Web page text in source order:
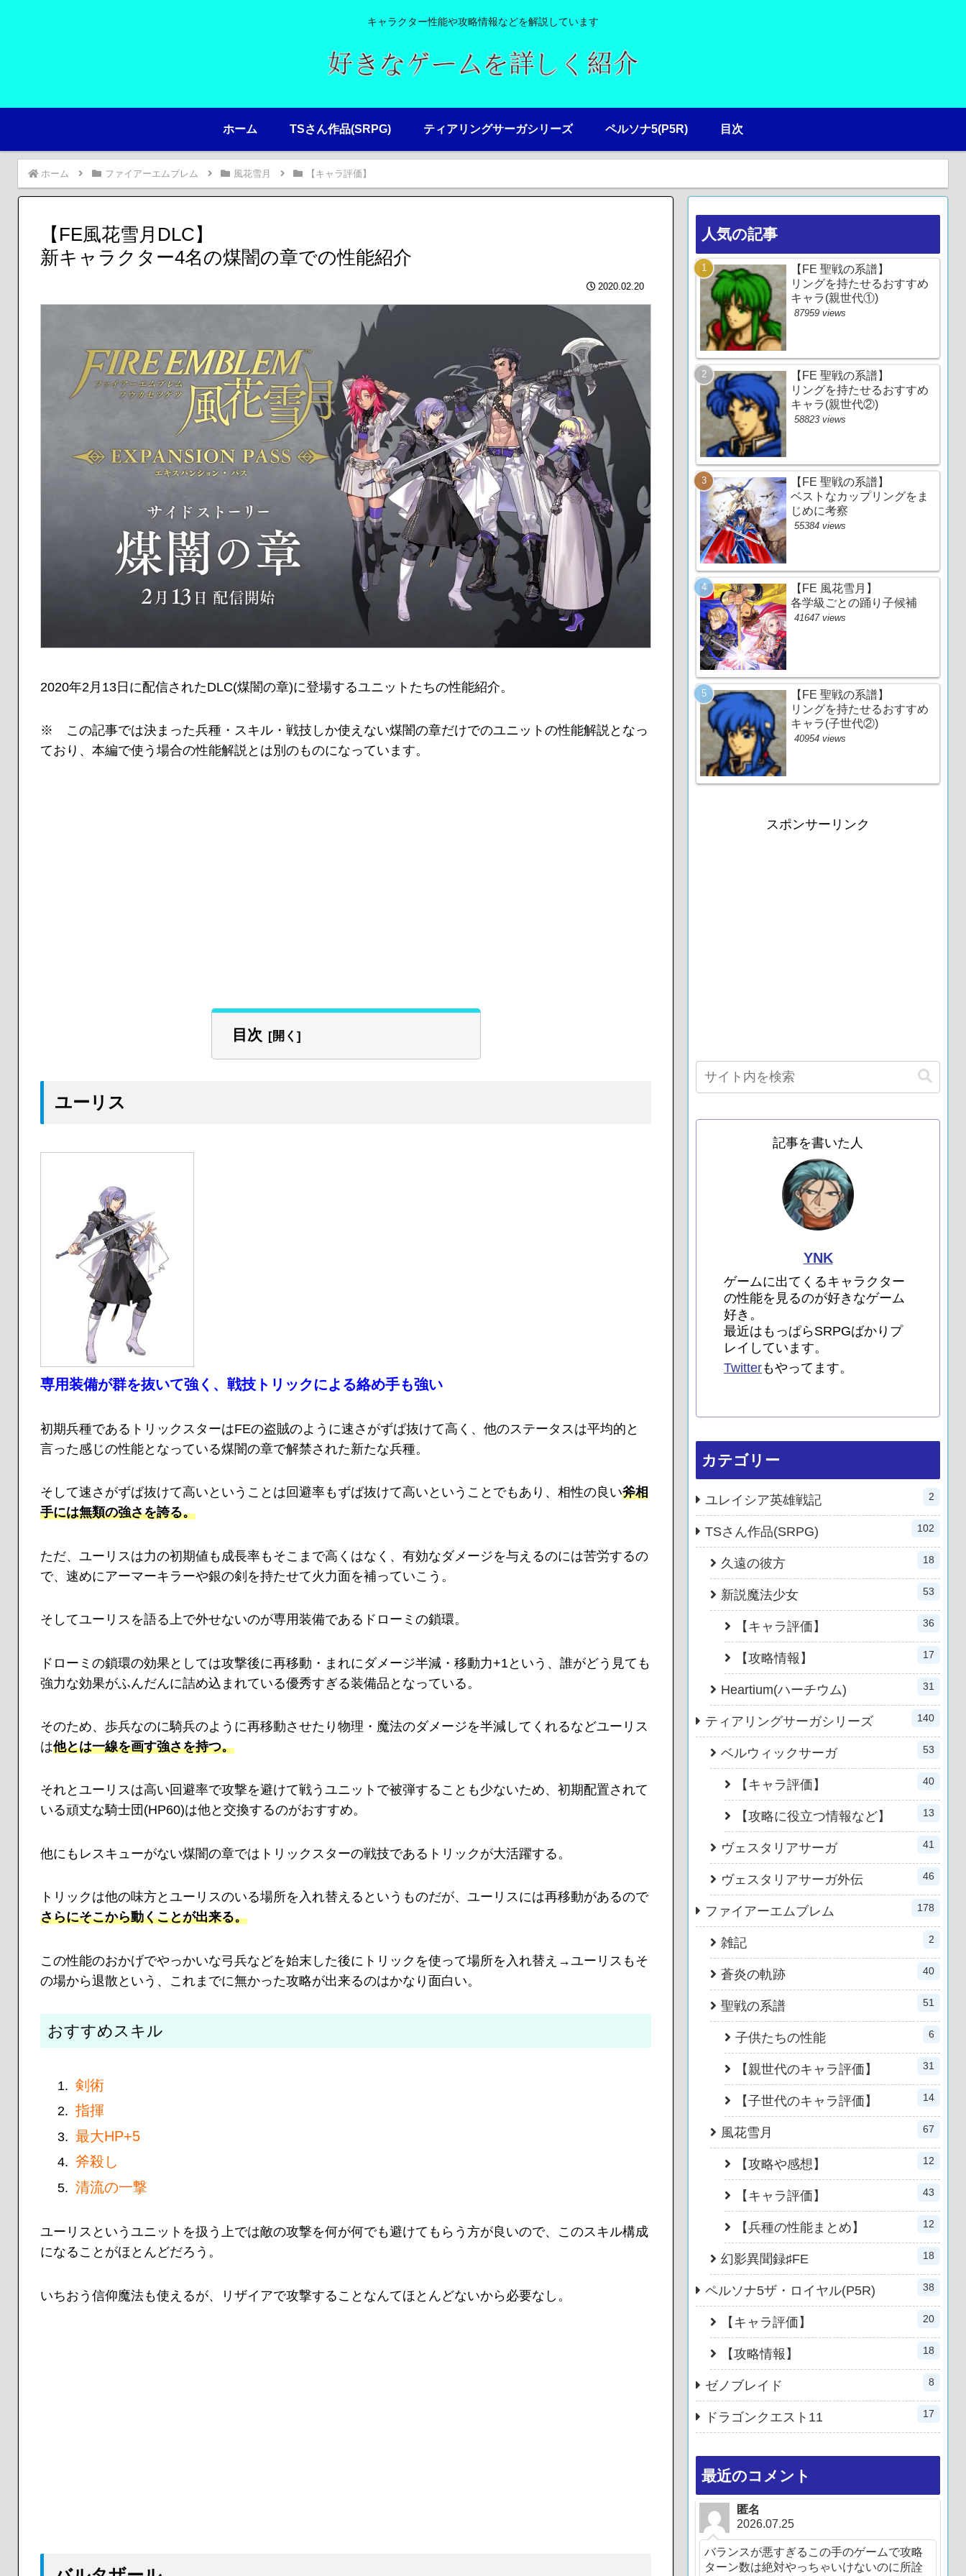
キャラクター性能や攻略情報などを解説しています
ホーム TSさん作品(SRPG) ティアリングサーガシリーズ ペルソナ5(P5R) 目次
ホーム ファイアーエムブレム 風花雪月 【キャラ評価】
【FE風花雪月DLC】
新キャラクター4名の煤闇の章での性能紹介
2020.02.20
2020年2月13日に配信されたDLC(煤闇の章)に登場するユニットたちの性能紹介。
※ この記事では決まった兵種・スキル・戦技しか使えない煤闇の章だけでのユニットの性能解説となっ
ており、本編で使う場合の性能解説とは別のものになっています。
目次
ユーリス
専用装備が群を抜いて強く、戦技トリックによる絡め手も強い
初期兵種であるトリックスターはFEの盗賊のように速さがずば抜けて高く、他のステータスは平均的と
言った感じの性能となっている煤闇の章で解禁された新たな兵種。
そして速さがずば抜けて高いということは回避率もずば抜けて高いということでもあり、相性の良い斧相
手には無類の強さを誇る。
ただ、ユーリスは力の初期値も成長率もそこまで高くはなく、有効なダメージを与えるのには苦労するの
で、速めにアーマーキラーや銀の剣を持たせて火力面を補っていこう。
そしてユーリスを語る上で外せないのが専用装備であるドローミの鎖環。
ドローミの鎖環の効果としては攻撃後に再移動・まれにダメージ半減・移動力+1という、誰がどう見ても
強力な効果がふんだんに詰め込まれている優秀すぎる装備品となっている。
そのため、歩兵なのに騎兵のように再移動させたり物理・魔法のダメージを半減してくれるなどユーリス
は他とは一線を画す強さを持つ。
それとユーリスは高い回避率で攻撃を避けて戦うユニットで被弾することも少ないため、初期配置されて
いる頑丈な騎士団(HP60)は他と交換するのがおすすめ。
他にもレスキューがない煤闇の章ではトリックスターの戦技であるトリックが大活躍する。
トリックは他の味方とユーリスのいる場所を入れ替えるというものだが、ユーリスには再移動があるので
さらにそこから動くことが出来る。
この性能のおかげでやっかいな弓兵などを始末した後にトリックを使って場所を入れ替え→ユーリスもそ
の場から退散という、これまでに無かった攻略が出来るのはかなり面白い。
おすすめスキル
剣術
指揮
最大HP+5
斧殺し
清流の一撃
ユーリスというユニットを扱う上では敵の攻撃を何が何でも避けてもらう方が良いので、このスキル構成
になることがほとんどだろう。
いちおう信仰魔法も使えるが、リザイアで攻撃することなんてほとんどないから必要なし。
人気の記事
【FE 聖戦の系譜】
リングを持たせるおすすめ
キャラ(親世代①)
87959 views
【FE 聖戦の系譜】
リングを持たせるおすすめ
キャラ(親世代②)
58823 views
【FE 聖戦の系譜】
ベストなカップリングをま
じめに考察
55384 views
【FE 風花雪月】
各学級ごとの踊り子候補
41647 views
【FE 聖戦の系譜】
リングを持たせるおすすめ
キャラ(子世代②)
40954 views
スポンサーリンク
記事を書いた人
YNK
ゲームに出てくるキャラクター
の性能を見るのが好きなゲーム
好き。
最近はもっぱらSRPGばかりプ
レイしています。
Twitterもやってます。
カテゴリー
ユレイシア英雄戦記 2
TSさん作品(SRPG) 102
久遠の彼方 18
新説魔法少女 53
【キャラ評価】 36
【攻略情報】 17
Heartium(ハーチウム) 31
ティアリングサーガシリーズ 140
ベルウィックサーガ 53
【キャラ評価】 40
【攻略に役立つ情報など】 13
ヴェスタリアサーガ 41
ヴェスタリアサーガ外伝 46
ファイアーエムブレム 178
雑記 2
蒼炎の軌跡 40
聖戦の系譜 51
子供たちの性能 6
【親世代のキャラ評価】 31
【子世代のキャラ評価】 14
風花雪月 67
【攻略や感想】 12
【キャラ評価】 43
【兵種の性能まとめ】 12
幻影異聞録♯FE 18
ペルソナ5ザ・ロイヤル(P5R) 38
【キャラ評価】 20
【攻略情報】 18
ゼノブレイド 8
ドラゴンクエスト11 17
最近のコメント
匿名
2026.07.25
バランスが悪すぎるこの手のゲームで攻略
ターン数は絶対やっちゃいけないのに所詮